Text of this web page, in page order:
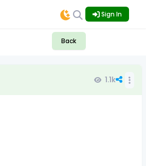
Sign In
Back
1.1k